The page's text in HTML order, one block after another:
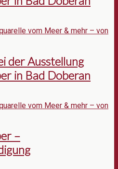
vom Meer & mehr – von
der Ausstellung
in Bad Doberan
vom Meer & mehr – von
–